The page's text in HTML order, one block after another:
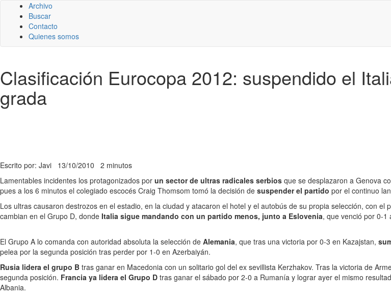
Archivo
Buscar
Contacto
Quienes somos
Clasificación Eurocopa 2012: suspendido el
grada
Escrito por: Javi 13/10/2010 2 minutos
Lamentables incidentes los protagonizados por un sector de ultras radicales serbios que se desplazaron a Genova
pues a los 6 minutos el colegiado escocés Craig Thomsom tomó la decisión de suspender el partido por el continuo
Los ultras causaron destrozos en el estadio, en la ciudad y atacaron el hotel y el autobús de su propia selección, con
cambian en el Grupo D, donde Italia sigue mandando con un partido menos, junto a Eslovenia, que venció por 0-1
El Grupo A lo comanda con autoridad absoluta la selección de Alemania, que tras una victoria por 0-3 en Kazajstan,
pelea por la segunda posición tras perder por 1-0 en Azerbaiyán.
Rusia lidera el grupo B tras ganar en Macedonia con un solitario gol del ex sevillista Kerzhakov. Tras la victoria de
segunda posición. Francia ya lidera el Grupo D tras ganar el sábado por 2-0 a Rumanía y lograr ayer el mismo
Albania.